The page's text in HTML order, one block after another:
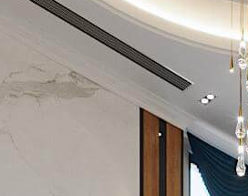
NỘI THẤT
Địa chỉ thiết kế và thi công tin cậy cho
hải phòng - Kiến tạo không gian sống